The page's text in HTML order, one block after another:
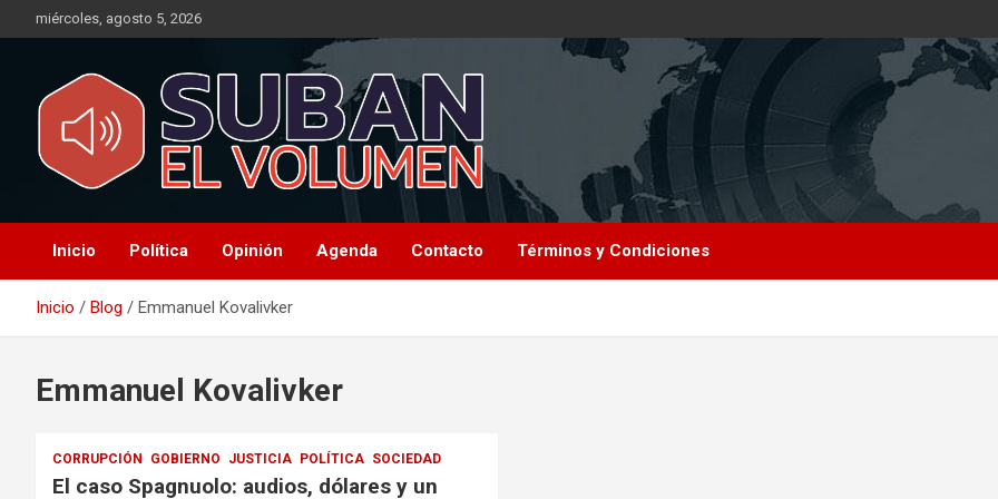
al
miércoles, agosto 5, 2026
Suban el Volumen
Noticias Locales, análisis crítico, comunidad, Alta Gracia,
Departamento Santamaría
Inicio
Política Opinión Agenda Contacto Términos y Condiciones
Inicio Blog Emmanuel Kovalivker
Emmanuel Kovalivker
CORRUPCIÓN GOBIERNO JUSTICIA POLÍTICA SOCIEDAD
El caso Spagnuolo: audios, dólares y un